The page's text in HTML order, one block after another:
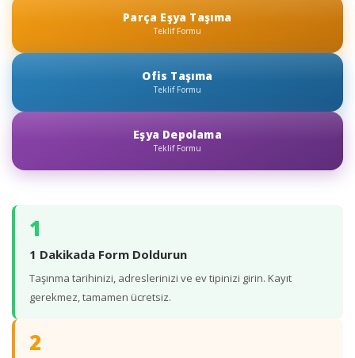
Parça Eşya Taşıma
Teklif Formu
Ofis Taşıma
Teklif Formu
Eşya Depolama
Teklif Formu
1
1 Dakikada Form Doldurun
Taşınma tarihinizi, adreslerinizi ve ev tipinizi girin. Kayıt
gerekmez, tamamen ücretsiz.
2